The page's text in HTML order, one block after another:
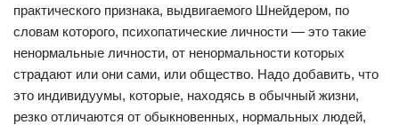
практического признака, выдвигаемого Шнейдером, по
словам которого, психопатические личности — это такие
ненормальные личности, от ненормальности которых
страдают или они сами, или общество. Надо добавить, что
это индивидуумы, которые, находясь в обычный жизни,
резко отличаются от обыкновенных, нормальных людей,